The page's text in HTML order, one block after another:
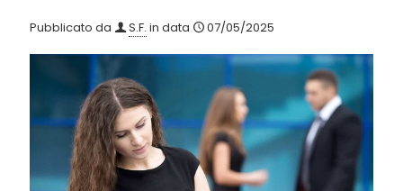
Pubblicato da S.F. in data 07/05/2025